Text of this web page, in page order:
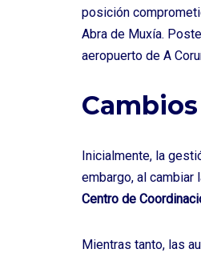
posición
Abra de Muxía.
aeropuerto de A
Inicialmente, la
embargo, al cambiar
Centro de
Mientras tanto, las